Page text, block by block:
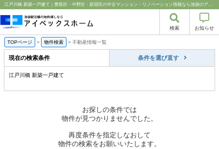
江戸川橋 新築一戸建て｜豊島区・中野区・新宿区の中古マンション・リノベーション情報なら池袋のアイベックスホーム！
検索 お知らせ
TOPページ > 物件検索 > 不動産情報一覧
現在の検索条件 条件を選び直す
江戸川橋 新築一戸建て
お探しの条件では
物件が見つかりませんでした。
再度条件を指定しなおして
物件の検索をお願いいたします。